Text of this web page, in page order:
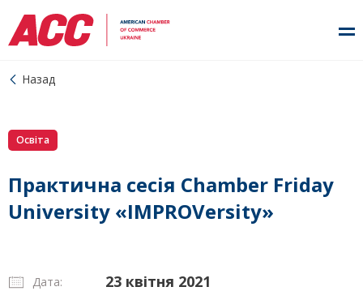
Назад
Освіта
Практична сесія Chamber Friday
University «IMPROVersity»
Дата: 23 квітня 2021